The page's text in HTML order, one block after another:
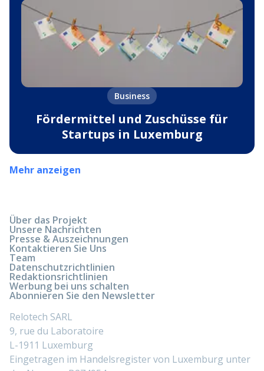
Business
Fördermittel und Zuschüsse für
Startups in Luxemburg
Mehr anzeigen
Über das Projekt
Unsere Nachrichten
Presse & Auszeichnungen
Kontaktieren Sie Uns
Team
Datenschutzrichtlinien
Redaktionsrichtlinien
Werbung bei uns schalten
Abonnieren Sie den Newsletter
Relotech SARL
9, rue du Laboratoire
L-1911 Luxemburg
Eingetragen im Handelsregister von Luxemburg unter